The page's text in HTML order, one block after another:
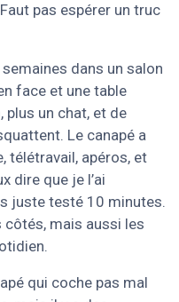
pas espérer un truc
dans un salon
face et une table
plus un chat, et de
Le canapé a
télétravail, apéros, et
dire que je l’ai
juste testé 10 minutes.
côtés, mais aussi les
qui coche pas mal